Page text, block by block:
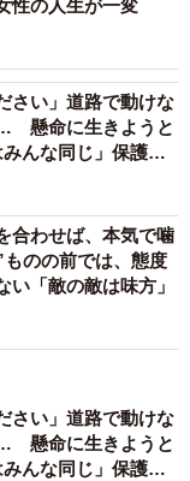
性の人生が一変
さい」道路で動けな
懸命に生きようと
んな同じ」保護団
合わせば、本気で噛
のの前では、態度
「敵の敵は味方」
さい」道路で動けな
懸命に生きようと
んな同じ」保護団